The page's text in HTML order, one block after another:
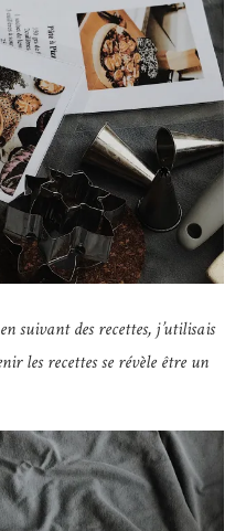
suivant des recettes, j’utilisais
les recettes se révèle être un